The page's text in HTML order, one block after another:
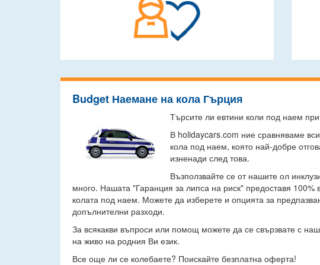
Budget Наемане на кола Гърция
Търсите ли евтини коли под наем
В holidaycars.com ние сравняваме
кола под наем, която най-добре
изненади след това.
Възползвайте се от нашите ол
много. Нашата "Гаранция за липса на риск" предоставя
колата под наем. Можете да изберете и опцията за
допълнителни разходи.
За всякакви въпроси или помощ можете да се свързвате с
на живо на родния Ви език.
Все още ли се колебаете? Поискайте безплатна оферта!